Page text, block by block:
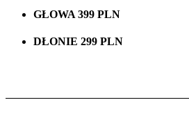
GŁOWA 399 PLN
DŁONIE 299 PLN